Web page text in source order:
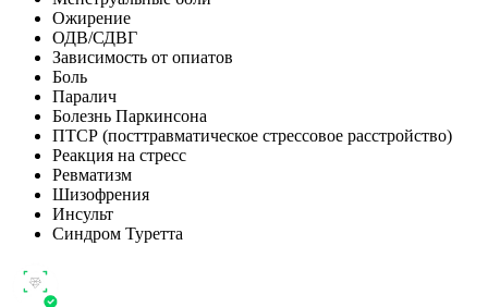
Ожирение
ОДВ/СДВГ
Зависимость от опиатов
Боль
Паралич
Болезнь Паркинсона
ПТСР (посттравматическое стрессовое расстройство)
Реакция на стресс
Ревматизм
Шизофрения
Инсульт
Синдром Туретта